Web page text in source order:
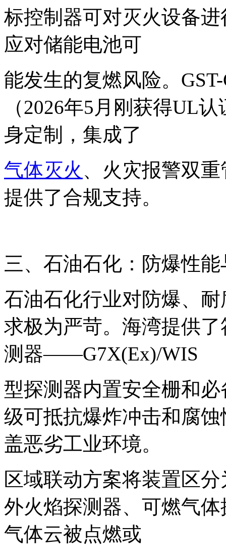
标控制器可对灭火设备
应对储能电池可
能发生的复燃风险。
（2026年5月刚获得UL
身定制，集成了
气体灭火 、火灾报警双
提供了合规支持。
三、石油石化：防爆性
石油石化行业对防爆、
求极为严苛。海湾提供
测器——G7X(Ex)/WIS
型探测器内置安全栅和
级可抵抗爆炸冲击和腐
盖恶劣工业环境。
区域联动方案将装置区
外火焰探测器、可燃气
气体云被点燃或